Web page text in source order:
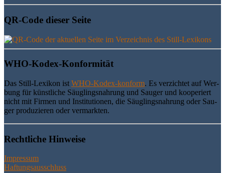
QR-Code die­ser Seite
WHO-Kodex-Kon­for­mi­tät
Das Still-Lexi­kon ist WHO-Kodex-kon­form. Es ver­zich­tet auf Wer­
bung für künst­li­che Säug­lings­nah­rung und Sau­ger und koope­riert
nicht mit Fir­men und Insti­tu­tio­nen, die Säug­lings­nah­rung oder Sau­
ger pro­du­zie­ren oder vermarkten.
Recht­li­che Hinweise
Impressum
Haftungsausschluss